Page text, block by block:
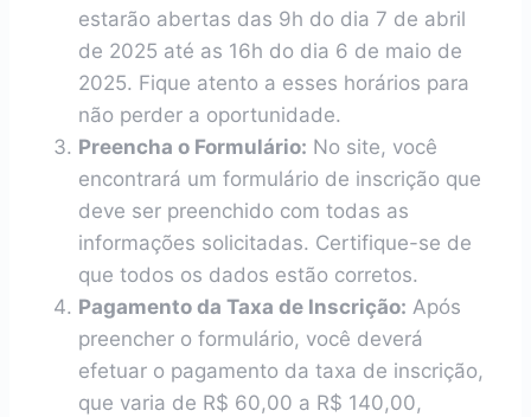
estarão abertas das 9h do dia 7 de abril
de 2025 até as 16h do dia 6 de maio de
2025. Fique atento a esses horários para
não perder a oportunidade.
Preencha o Formulário: No site, você
encontrará um formulário de inscrição que
deve ser preenchido com todas as
informações solicitadas. Certifique-se de
que todos os dados estão corretos.
Pagamento da Taxa de Inscrição: Após
preencher o formulário, você deverá
efetuar o pagamento da taxa de inscrição,
que varia de R$ 60,00 a R$ 140,00,